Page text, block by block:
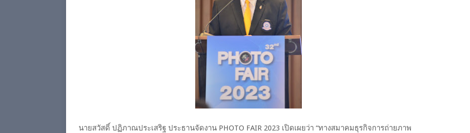
นายสวัสดิ์ ปฏิภาณประเสริฐ ประธานจัดงาน PHOTO FAIR 2023 เปิดเผยว่า “ทางสมาคมธุรกิจการถ่ายภาพ